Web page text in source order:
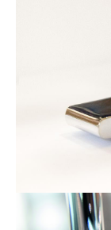
Beistell- &
Barmöbel
Garderoben
Einzelteile